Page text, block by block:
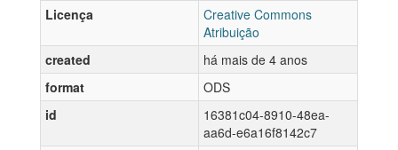
Licença
Creative Commons
Atribuição
created
há mais de 4 anos
format
ODS
id
16381c04-8910-48ea-
aa6d-e6a16f8142c7